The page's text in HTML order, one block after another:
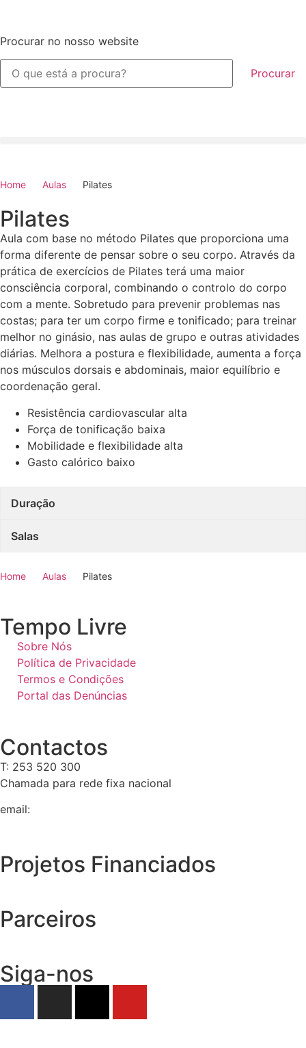
Procurar no nosso website
Procurar
Home Aulas Pilates
Pilates
Aula com base no método Pilates que proporciona uma
forma diferente de pensar sobre o seu corpo. Através da
prática de exercícios de Pilates terá uma maior
consciência corporal, combinando o controlo do corpo
com a mente. Sobretudo para prevenir problemas nas
costas; para ter um corpo firme e tonificado; para treinar
melhor no ginásio, nas aulas de grupo e outras atividades
diárias. Melhora a postura e flexibilidade, aumenta a força
nos músculos dorsais e abdominais, maior equilíbrio e
coordenação geral.
Resistência cardiovascular alta
Força de tonificação baixa
Mobilidade e flexibilidade alta
Gasto calórico baixo
Duração
Salas
Home Aulas Pilates
Tempo Livre
Sobre Nós
Política de Privacidade
Termos e Condições
Portal das Denúncias
Contactos
T: 253 520 300
Chamada para rede fixa nacional
email:
Projetos Financiados
Parceiros
Siga-nos